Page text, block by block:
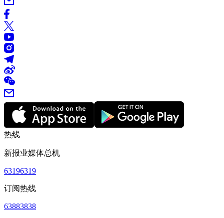
热线
新报业媒体总机
63196319
订阅热线
63883838